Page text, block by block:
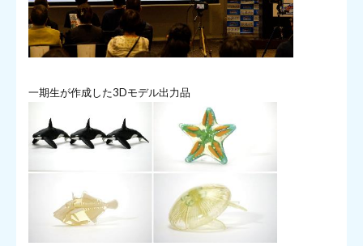
一期生が作成した3Dモデル出力品